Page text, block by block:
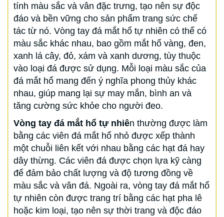
tính màu sắc và vân đặc trưng, tạo nên sự độc
đáo và bền vững cho sản phẩm trang sức chế
tác từ nó. Vòng tay đá mắt hổ tự nhiên có thể có
màu sắc khác nhau, bao gồm mắt hổ vàng, đen,
xanh lá cây, đỏ, xám và xanh dương, tùy thuộc
vào loại đá được sử dụng. Mỗi loại màu sắc của
đá mắt hổ mang đến ý nghĩa phong thủy khác
nhau, giúp mang lại sự may mắn, bình an và
tăng cường sức khỏe cho người đeo.
Vòng tay đá mắt hổ tự nhiên thường được làm
bằng các viên đá mắt hổ nhỏ được xếp thành
một chuỗi liên kết với nhau bằng các hạt đá hay
dây thừng. Các viên đá được chọn lựa kỹ càng
để đảm bảo chất lượng và độ tương đồng về
màu sắc và vân đá. Ngoài ra, vòng tay đá mắt hổ
tự nhiên còn được trang trí bằng các hạt pha lê
hoặc kim loại, tạo nên sự thời trang và độc đáo